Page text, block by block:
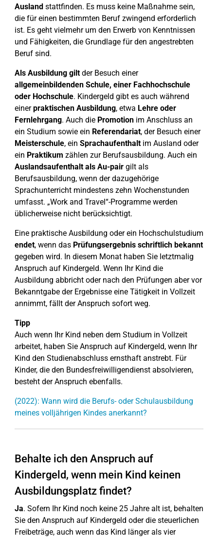
Ausland stattfinden. Es muss keine Maßnahme sein,
die für einen bestimmten Beruf zwingend erforderlich
ist. Es geht vielmehr um den Erwerb von Kenntnissen
und Fähigkeiten, die Grundlage für den angestrebten
Beruf sind.
Als Ausbildung giltder Besuch einer
allgemeinbildenden Schule, einer Fachhochschule
oder Hochschule. Kindergeld gibt es auch während
einerpraktischen Ausbildung, etwa Lehre oder
Fernlehrgang. Auch die Promotion im Anschluss an
ein Studium sowie ein Referendariat, der Besuch einer
Meisterschule, ein Sprachaufenthaltim Ausland oder
ein Praktikum zählen zur Berufsausbildung. Auch ein
Auslandsaufenthalt als Au-pair gilt als
Berufsausbildung, wenn der dazugehörige
Sprachunterricht mindestens zehn Wochenstunden
umfasst. „Work and Travel“-Programme werden
üblicherweise nicht berücksichtigt.
Eine praktische Ausbildung oder ein Hochschulstudium
endet, wenn das Prüfungsergebnis schriftlich bekannt
gegeben wird. In diesem Monat haben Sie letztmalig
Anspruch auf Kindergeld. Wenn Ihr Kind die
Ausbildung abbricht oder nach den Prüfungen aber vor
Bekanntgabe der Ergebnisse eine Tätigkeit in Vollzeit
annimmt, fällt der Anspruch sofort weg.
Tipp
Auch wenn Ihr Kind neben dem Studium in Vollzeit
arbeitet, haben Sie Anspruch auf Kindergeld, wenn Ihr
Kind den Studienabschluss ernsthaft anstrebt. Für
Kinder, die den Bundesfreiwilligendienst absolvieren,
besteht der Anspruch ebenfalls.
(2022): Wann wird die Berufs- oder Schulausbildung
meines volljährigen Kindes anerkannt?
Behalte ich den Anspruch auf
Kindergeld, wenn mein Kind keinen
Ausbildungsplatz findet?
Ja. Sofern Ihr Kind noch keine 25 Jahre alt ist, behalten
Sie den Anspruch auf Kindergeld oder die steuerlichen
Freibeträge, auch wenn das Kind länger als vier